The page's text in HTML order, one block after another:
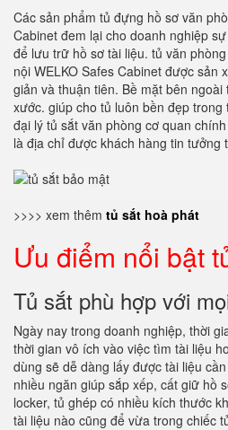
Các sản phẩm tủ đựng hồ sơ văn
Cabinet đem lại cho doanh nghiệp
để lưu trữ hồ sơ tài liệu. tủ văn
nội WELKO Safes Cabinet được sản
giản và thuận tiên. Bề mặt bên
xước. giúp cho tủ luôn bền đẹp
đại lý tủ sắt văn phòng cơ quan
là địa chỉ được khách hàng tin tưởng
>>>> xem thêm tủ sắt hoà phát
Ưu điểm nổi bật
Tủ sắt phù hợp với
Ngày nay trong doanh nghiệp, thời
thời gian vô ích vào việc tìm tài liệu
dùng sẽ dễ dàng lấy được tài liệu
nhiều ngăn giúp sắp xếp, cất giữ hồ
locker, tủ ghép có nhiều kích thước
tài liệu nào cũng để vừa trong chiếc